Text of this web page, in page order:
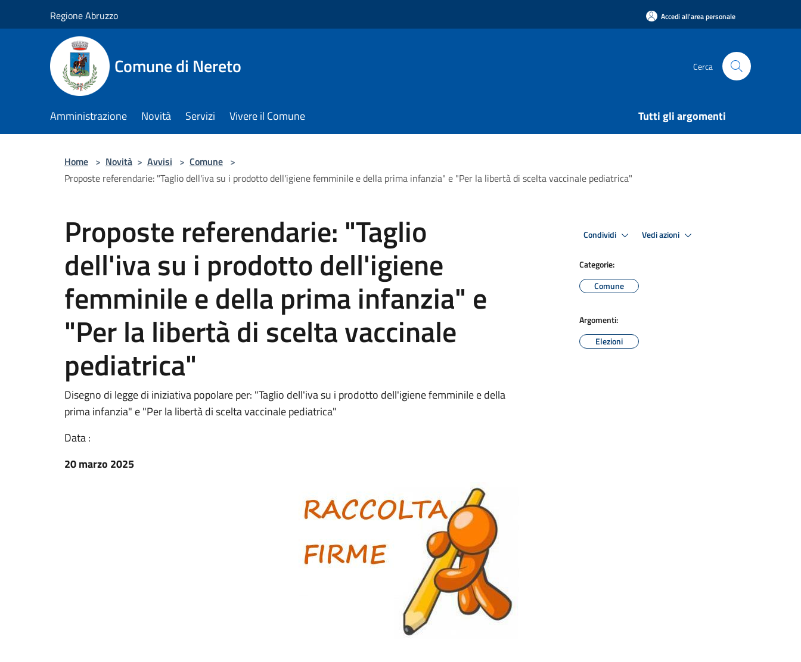
Regione Abruzzo Accedi all'area personale
Comune di Nereto Cerca
Amministrazione Novità Servizi Vivere il Comune Tutti gli argomenti
Home > Novità > Avvisi > Comune >
Proposte referendarie: "Taglio dell'iva su i prodotto dell'igiene femminile e della prima infanzia" e "Per la libertà di scelta vaccinale pediatrica"
Proposte referendarie: "Taglio
dell'iva su i prodotto dell'igiene
femminile e della prima infanzia" e
"Per la libertà di scelta vaccinale
pediatrica"
Disegno di legge di iniziativa popolare per: "Taglio dell'iva su i prodotto dell'igiene femminile e della
prima infanzia" e "Per la libertà di scelta vaccinale pediatrica"
Data :
20 marzo 2025
Condividi Vedi azioni
Categorie:
Comune
Argomenti:
Elezioni